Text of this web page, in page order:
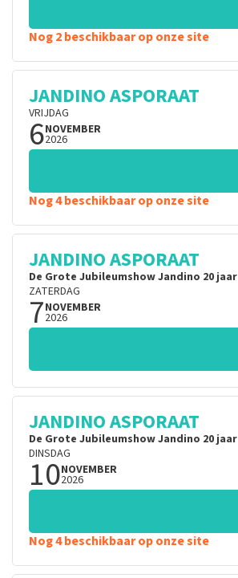
Nog 2 beschikbaar op onze site
JANDINO ASPORAAT
VRIJDAG
6NOVEMBER
2026
Nog 4 beschikbaar op onze site
JANDINO ASPORAAT
De Grote Jubileumshow Jandino 20 jaar
ZATERDAG
7NOVEMBER
2026
JANDINO ASPORAAT
De Grote Jubileumshow Jandino 20 jaar
DINSDAG
10NOVEMBER
2026
Nog 4 beschikbaar op onze site